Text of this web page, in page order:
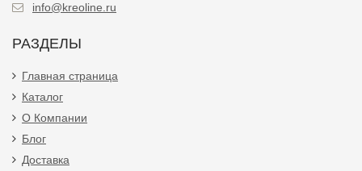
info@kreoline.ru
РАЗДЕЛЫ
Главная страница
Каталог
О Компании
Блог
Доставка